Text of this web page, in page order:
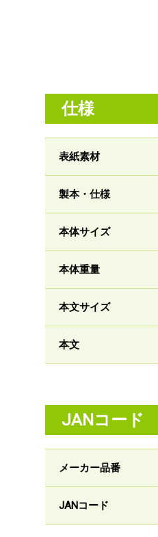
仕様
表紙素材
製本・仕様
本体サイズ
本体重量
本文サイズ
本文
JANコード
メーカー品番
JANコード